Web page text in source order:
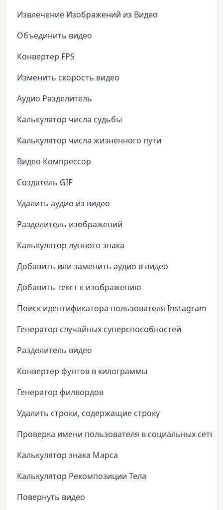
Извлечение Изображений из Видео
Объединить видео
Конвертер FPS
Изменить скорость видео
Аудио Разделитель
Калькулятор числа судьбы
Калькулятор числа жизненного пути
Видео Компрессор
Создатель GIF
Удалить аудио из видео
Разделитель изображений
Калькулятор лунного знака
Добавить или заменить аудио в видео
Добавить текст к изображению
Поиск идентификатора пользователя Instagram
Генератор случайных суперспособностей
Разделитель видео
Конвертер фунтов в килограммы
Генератор филвордов
Удалить строки, содержащие строку
Проверка имени пользователя в социальных сетях
Калькулятор знака Марса
Калькулятор Рекомпозиции Тела
Повернуть видео